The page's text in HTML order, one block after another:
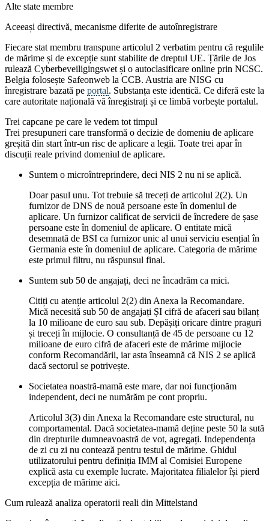
Alte state membre
Aceeași directivă, mecanisme diferite de autoînregistrare
Fiecare stat membru transpune articolul 2 verbatim pentru că regulile
de mărime și de excepție sunt stabilite de dreptul UE. Țările de Jos
rulează Cyberbeveiligingswet și o autoclasificare online prin NCSC.
Belgia folosește Safeonweb la CCB. Austria are NISG cu
înregistrare bazată pe portal. Substanța este identică. Ce diferă este la
care autoritate națională vă înregistrați și ce limbă vorbește portalul.
Trei capcane pe care le vedem tot timpul
Trei presupuneri care transformă o decizie de domeniu de aplicare
greșită din start într-un risc de aplicare a legii. Toate trei apar în
discuții reale privind domeniul de aplicare.
Suntem o microîntreprindere, deci NIS 2 nu ni se aplică.
Doar pasul unu. Tot trebuie să treceți de articolul 2(2). Un
furnizor de DNS de nouă persoane este în domeniul de
aplicare. Un furnizor calificat de servicii de încredere de șase
persoane este în domeniul de aplicare. O entitate mică
desemnată de BSI ca furnizor unic al unui serviciu esențial în
Germania este în domeniul de aplicare. Categoria de mărime
este primul filtru, nu răspunsul final.
Suntem sub 50 de angajați, deci ne încadrăm ca mici.
Citiți cu atenție articolul 2(2) din Anexa la Recomandare.
Mică necesită sub 50 de angajați ȘI cifră de afaceri sau bilanț
la 10 milioane de euro sau sub. Depășiți oricare dintre praguri
și treceți în mijlocie. O consultanță de 45 de persoane cu 12
milioane de euro cifră de afaceri este de mărime mijlocie
conform Recomandării, iar asta înseamnă că NIS 2 se aplică
dacă sectorul se potrivește.
Societatea noastră-mamă este mare, dar noi funcționăm
independent, deci ne numărăm pe cont propriu.
Articolul 3(3) din Anexa la Recomandare este structural, nu
comportamental. Dacă societatea-mamă deține peste 50 la sută
din drepturile dumneavoastră de vot, agregați. Independența
de zi cu zi nu contează pentru testul de mărime. Ghidul
utilizatorului pentru definiția IMM al Comisiei Europene
explică asta cu exemple lucrate. Majoritatea filialelor își pierd
excepția de mărime aici.
Cum rulează analiza operatorii reali din Mittelstand